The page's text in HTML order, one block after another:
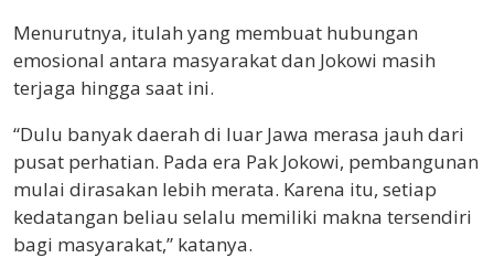
Menurutnya, itulah yang membuat hubungan
emosional antara masyarakat dan Jokowi masih
terjaga hingga saat ini.
“Dulu banyak daerah di luar Jawa merasa jauh dari
pusat perhatian. Pada era Pak Jokowi, pembangunan
mulai dirasakan lebih merata. Karena itu, setiap
kedatangan beliau selalu memiliki makna tersendiri
bagi masyarakat,” katanya.